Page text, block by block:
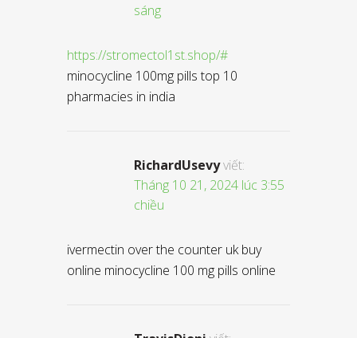
sáng
https://stromectol1st.shop/#
minocycline 100mg pills top 10
pharmacies in india
RichardUsevyviết:
Tháng 10 21, 2024 lúc 3:55
chiều
ivermectin over the counter uk buy
online minocycline 100 mg pills online